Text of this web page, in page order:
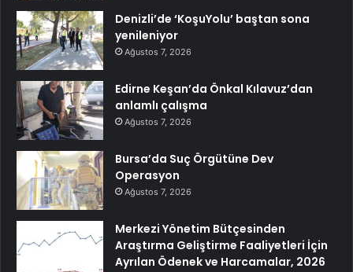
Denizli’de ‘KoşuYolu’ baştan sona
yenileniyor
Ağustos 7, 2026
Edirne Keşan’da Önkal Kılavuz’dan
anlamlı çalışma
Ağustos 7, 2026
Bursa’da Suç Örgütüne Dev
Operasyon
Ağustos 7, 2026
Merkezi Yönetim Bütçesinden
Araştırma Geliştirme Faaliyetleri İçin
Ayrılan Ödenek ve Harcamalar, 2026